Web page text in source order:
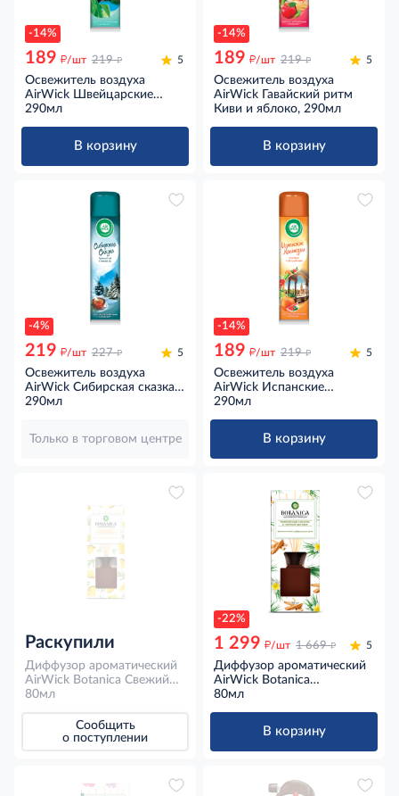
-14%
189 д/шт 219 д 5
Освежитель воздуха
AirWick Швейцарские
Альпы Утренняя роса и
290мл
В корзину
-14%
189 д/шт 219 д 5
Освежитель воздуха
AirWick Гавайский ритм
Киви и яблоко, 290мл
В корзину
-4%
219 д/шт 227 д 5
Освежитель воздуха
AirWick Сибирская сказка
Травяной чай и зимний лес,
290мл
Только в торговом центре
-14%
189 д/шт 219 д 5
Освежитель воздуха
AirWick Испанские
каникулы Грейпфрут и
290мл
В корзину
Раскупили
Диффузор ароматический
AirWick Botanica Свежий
ананас и тунисский
80мл
Сообщить
о поступлении
-22%
1 299 д/шт 1 669 д 5
Диффузор ароматический
AirWick Botanica
Приморский кипарис и
80мл
В корзину